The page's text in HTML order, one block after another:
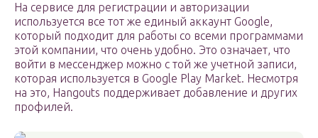
На сервисе для регистрации и авторизации
используется все тот же единый аккаунт Google,
который подходит для работы со всеми программами
этой компании, что очень удобно. Это означает, что
войти в мессенджер можно c той же учетной записи,
которая используется в Google Play Market. Несмотря
на это, Hangouts поддерживает добавление и других
профилей.